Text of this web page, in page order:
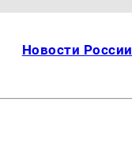
Новости России